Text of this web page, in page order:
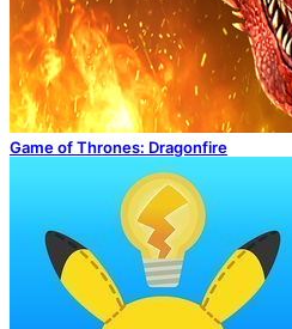
Game of Thrones: Dragonfire